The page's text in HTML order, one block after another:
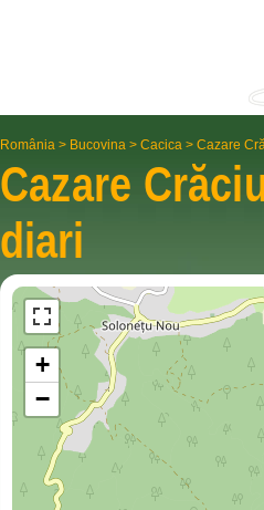
România > Bucovina > Cacica > Cazare
Cazare
diari
+
−